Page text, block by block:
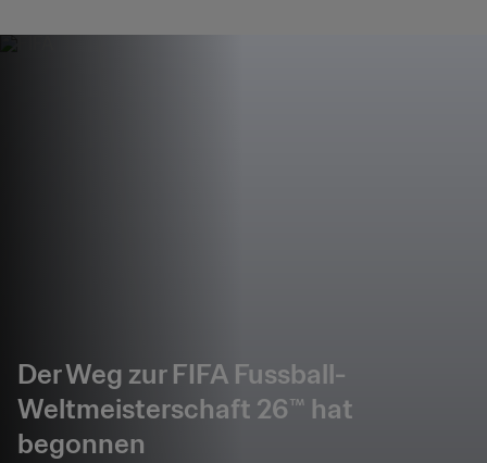
Der Weg zur FIFA Fussball-
Weltmeisterschaft 26™ hat
begonnen